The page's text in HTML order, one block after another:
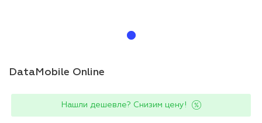
DataMobile Online
Нашли дешевле? Снизим цену!